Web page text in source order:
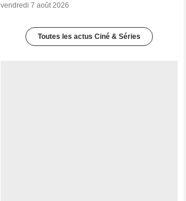
vendredi 7 août 2026
Toutes les actus Ciné & Séries